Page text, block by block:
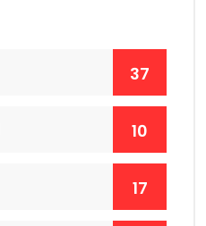
37
10
17